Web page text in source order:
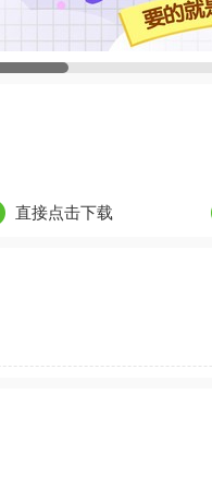
直接点击下载